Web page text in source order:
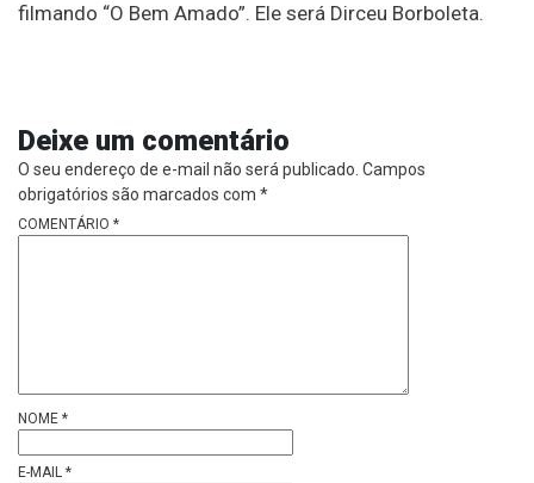
filmando “O Bem Amado”. Ele será Dirceu Borboleta.
Deixe um comentário
O seu endereço de e-mail não será publicado. Campos
obrigatórios são marcados com *
COMENTÁRIO *
NOME *
E-MAIL *